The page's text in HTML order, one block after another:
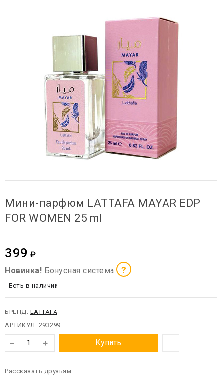
Мини-парфюм LATTAFA MAYAR EDP
FOR WOMEN 25 ml
399 ₽
Новинка! Бонусная система ?
Есть в наличии
БРЕНД: LATTAFA
АРТИКУЛ: 293299
− + Купить
Рассказать друзьям: